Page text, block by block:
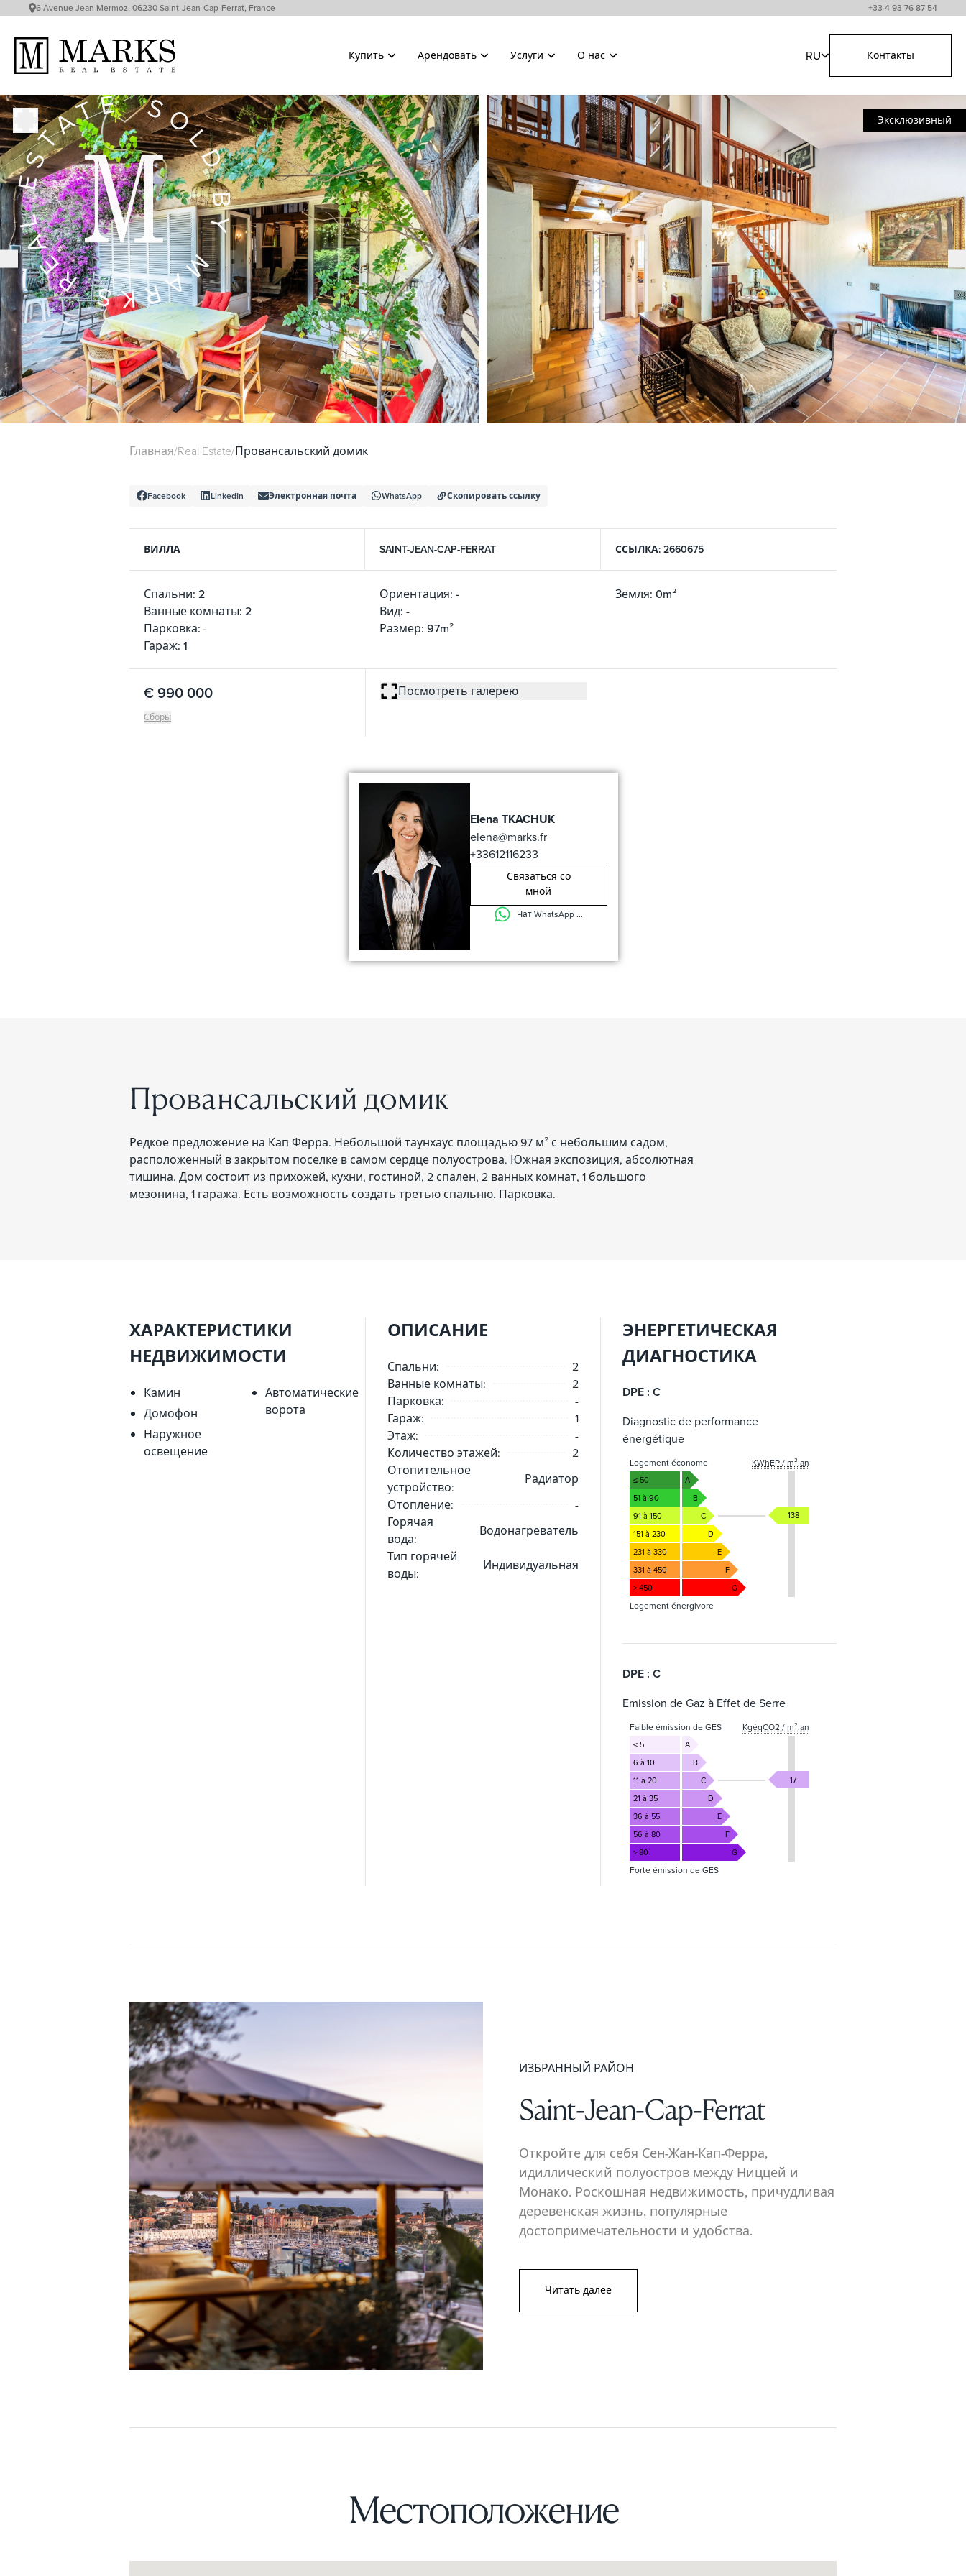
6 Avenue Jean Mermoz, 06230 Saint-Jean-Cap-Ferrat, France +33 4 93 76 87 54
Купить Арендовать Услуги О нас RU Контакты
Эксклюзивный
Главная/Real Estate/Провансальский домик
Facebook LinkedIn Электронная почта WhatsApp Скопировать ссылку
ВИЛЛА SAINT-JEAN-CAP-FERRAT ССЫЛКА: 2660675
Спальни: 2
Ванные комнаты: 2
Парковка: -
Гараж: 1
Ориентация: -
Вид: -
Размер: 97m²
Земля: 0m²
€ 990 000
Сборы
Посмотреть галерею
Elena TKACHUK
elena@marks.fr
+33612116233
Связаться со
мной
Чат WhatsApp ...
Провансальский домик
Редкое предложение на Кап Ферра. Небольшой таунхаус площадью 97 м² с небольшим садом,
расположенный в закрытом поселке в самом сердце полуострова. Южная экспозиция, абсолютная
тишина. Дом состоит из прихожей, кухни, гостиной, 2 спален, 2 ванных комнат, 1 большого
мезонина, 1 гаража. Есть возможность создать третью спальню. Парковка.
ХАРАКТЕРИСТИКИ
НЕДВИЖИМОСТИ
Камин
Домофон
Наружное
освещение
Автоматические
ворота
ОПИСАНИЕ
Спальни:
2
Ванные комнаты:
2
Парковка:
-
Гараж:
1
Этаж:
-
Количество этажей:
2
Отопительное
устройство:
Радиатор
Отопление:
-
Горячая
вода:
Водонагреватель
Тип горячей
воды:
Индивидуальная
ЭНЕРГЕТИЧЕСКАЯ
ДИАГНОСТИКА
DPE : C
Diagnostic de performance
énergétique
Logement économe KWhEP / m².an
≤ 50
A
51 à 90
B
91 à 150
C
151 à 230
D
231 à 330
E
331 à 450
F
> 450
G
138
Logement énergivore
DPE : C
Emission de Gaz à Effet de Serre
Faible émission de GES KgéqCO2 / m².an
≤ 5
A
6 à 10
B
11 à 20
C
21 à 35
D
36 à 55
E
56 à 80
F
> 80
G
17
Forte émission de GES
ИЗБРАННЫЙ РАЙОН
Saint-Jean-Cap-Ferrat
Откройте для себя Сен-Жан-Кап-Ферра,
идиллический полуостров между Ниццей и
Монако. Роскошная недвижимость, причудливая
деревенская жизнь, популярные
достопримечательности и удобства.
Читать далее
Местоположение